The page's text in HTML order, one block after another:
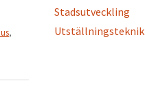
,
Stadsutveckling
Utställningsteknik